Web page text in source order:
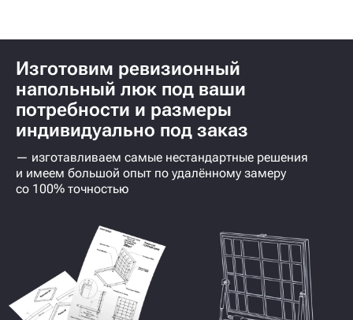
Изготовим ревизионный
напольный люк под ваши
потребности и размеры
индивидуально под заказ
— изготавливаем самые нестандартные решения
и имеем большой опыт по удалённому замеру
со 100% точностью